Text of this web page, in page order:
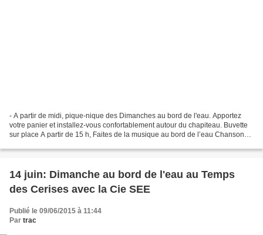
- A partir de midi, pique-nique des Dimanches au bord de l'eau. Apportez
votre panier et installez-vous confortablement autour du chapiteau. Buvette
sur place A partir de 15 h, Faites de la musique au bord de l’eau Chanson
14 juin: Dimanche au bord de l'eau au Temps
des Cerises avec la Cie SEE
Publié le 09/06/2015 à 11:44
Par trac